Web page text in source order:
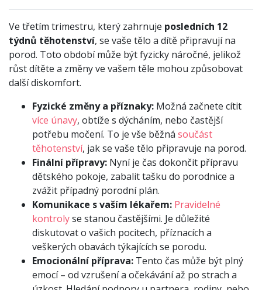
Ve třetím trimestru, který zahrnuje posledních 12
týdnů těhotenství, se vaše tělo a dítě připravují na
porod. Toto období může být fyzicky náročné, jelikož
růst dítěte a změny ve vašem těle mohou způsobovat
další diskomfort.
Fyzické změny a příznaky: Možná začnete cítit
více únavy, obtíže s dýcháním, nebo častější
potřebu močení. To je vše běžná součást
těhotenství, jak se vaše tělo připravuje na porod.
Finální přípravy: Nyní je čas dokončit přípravu
dětského pokoje, zabalit tašku do porodnice a
zvážit případný porodní plán.
Komunikace s vaším lékařem: Pravidelné
kontrolyse stanou častějšími. Je důležité
diskutovat o vašich pocitech, příznacích a
veškerých obavách týkajících se porodu.
Emocionální příprava: Tento čas může být plný
emocí – od vzrušení a očekávání až po strach a